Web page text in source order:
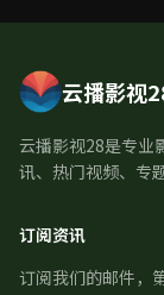
云播影视
云播影视28是专业
讯、热门视频、专
订阅资讯
订阅我们的邮件，